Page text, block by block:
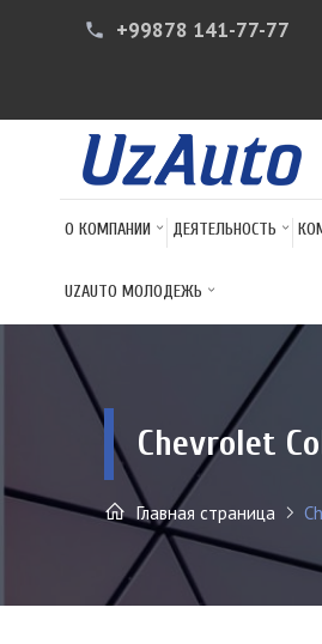
phone +99878 141-77-77
О КОМПАНИИ ДЕЯТЕЛЬНОСТЬ
UZAUTO МОЛОДЕЖЬ
Chevrolet
Главная страница